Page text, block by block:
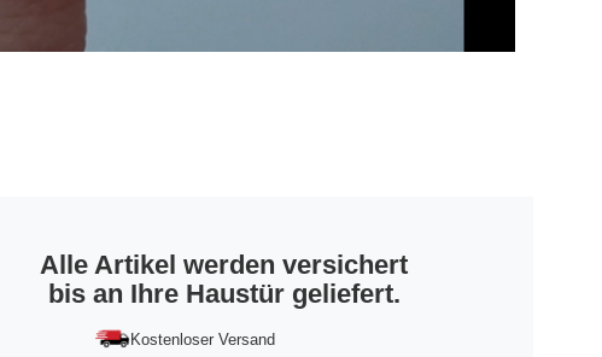
Alle Artikel werden versichert
bis an Ihre Haustür geliefert.
Kostenloser Versand